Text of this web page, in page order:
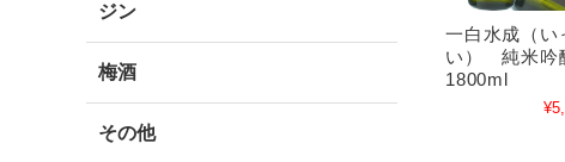
一白水成（い
い） 純米
1800ml
ジン
梅酒
その他